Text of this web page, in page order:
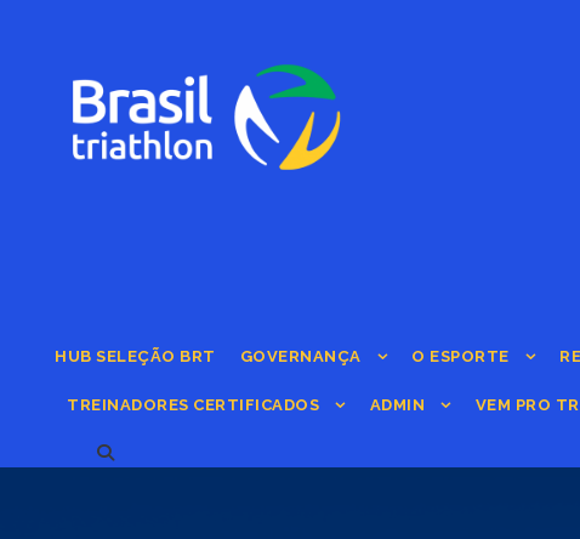
HUB SELEÇÃO BRT GOVERNANÇA O ESPORTE
TREINADORES CERTIFICADOS ADMIN VEM PRO